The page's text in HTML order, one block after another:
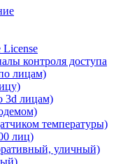
License
контроля доступа
лицам)
3d лицам)
температуры)
лиц)
уличный)